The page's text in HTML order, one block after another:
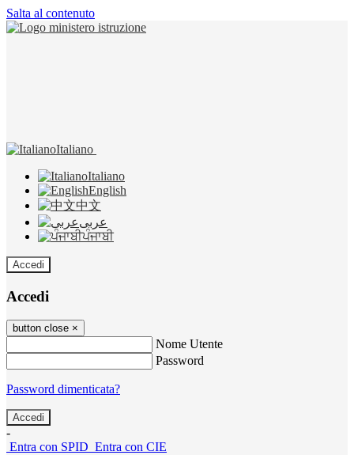
Salta al contenuto
Italiano
Italiano
English
中文
عربى
ਪੰਜਾਬੀ
Accedi
Accedi
button close ×
Nome Utente
Password
Password dimenticata?
-
Entra con SPID Entra con CIE